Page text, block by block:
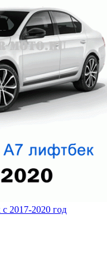
2017-2020 год